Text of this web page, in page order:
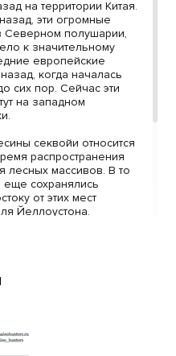
на территории Китая.
эти огромные
Северном полушарии,
к значительному
европейские
когда началась
сих пор. Сейчас эти
на западном
секвойи относится
распространения
лесных массивов. В то
сохранялись
от этих мест
Йеллоустона.
внутреннюю красоту
древе, выросшем в
нас в новом виде.